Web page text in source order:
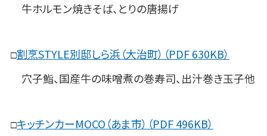
牛ホルモン焼きそば、とりの唐揚げ
□割烹STYLE別邸しら浜（大治町）（PDF 630KB）
穴子鮨、国産牛の味噌煮の巻寿司、出汁巻き玉子他
□キッチンカーMOCO（あま市）（PDF 496KB）